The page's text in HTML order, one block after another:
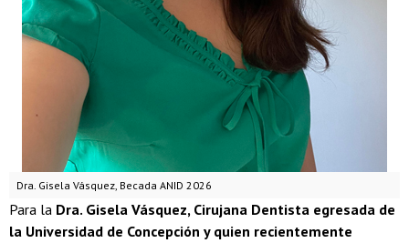
Dra. Gisela Vásquez, Becada ANID 2026
Para la Dra. Gisela Vásquez, Cirujana Dentista egresada de
la Universidad de Concepción y quien recientemente